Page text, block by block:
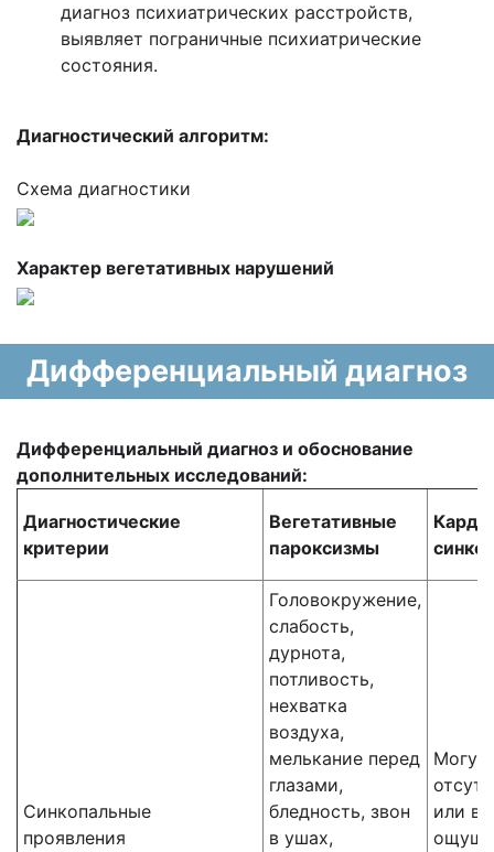
диагноз психиатрических расстройств,
выявляет пограничные психиатрические
состояния.
Диагностический алгоритм:
Схема диагностики
Характер вегетативных нарушений
Дифференциальный диагноз
Дифференциальный диагноз и обоснование
дополнительных исследований:
Диагностические
критерии
Вегетативные
пароксизмы
Синкопальные
проявления
Головокружение,
слабость,
дурнота,
потливость,
нехватка
воздуха,
мелькание перед
глазами,
бледность, звон
в ушах,
Могут
или